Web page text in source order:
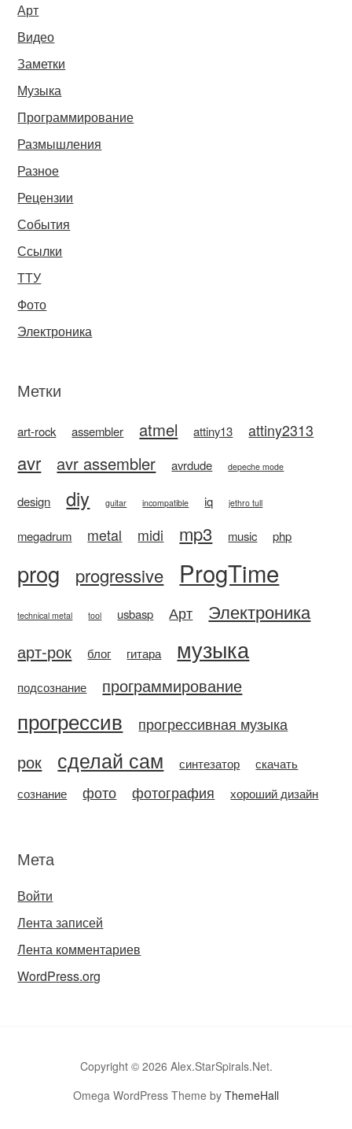
Арт
Видео
Заметки
Музыка
Программирование
Размышления
Разное
Рецензии
События
Ссылки
ТТУ
Фото
Электроника
Метки
art-rock assembler atmel attiny13 attiny2313
avr avr assembler avrdude depeche mode
design diy guitar incompatible iq jethro tull
megadrum metal midi mp3 music php
prog progressive ProgTime
technical metal tool usbasp Арт Электроника
арт-рок блог гитара музыка
подсознание программирование
прогрессив прогрессивная музыка
рок сделай сам синтезатор
скачать
сознание
фото фотография хороший дизайн
Мета
Войти
Лента записей
Лента комментариев
WordPress.org
Copyright © 2026 Alex.StarSpirals.Net.
Omega WordPress Theme by ThemeHall